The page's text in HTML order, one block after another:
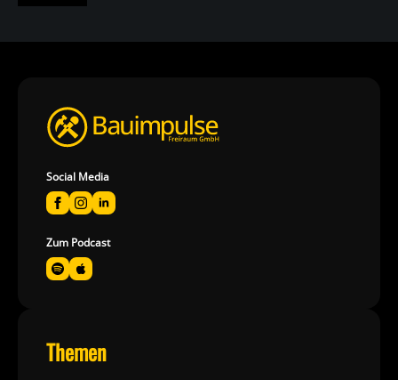
Social Media
Zum Podcast
Themen